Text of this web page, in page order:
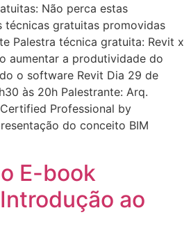
Não perca estas
técnicas gratuitas promovidas
Palestra técnica gratuita: Revit x
aumentar a produtividade do
o software Revit Dia 29 de
às 20h Palestrante: Arq.
Professional by
do conceito BIM
E-book
ao